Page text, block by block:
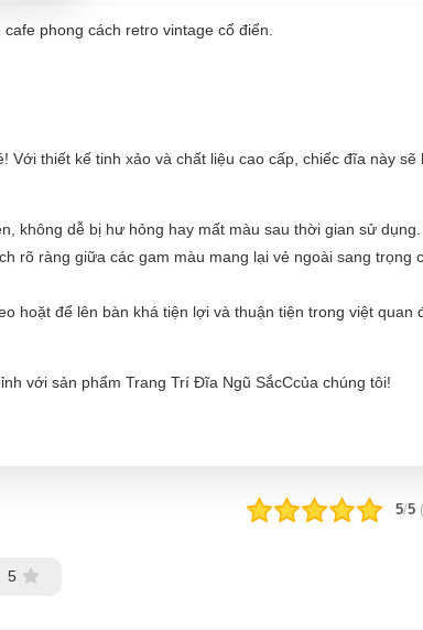
phong cách retro vintage cổ điển.
thiết kế tinh xảo và chất liệu cao cấp, chiếc đĩa này sẽ
không dễ bị hư hỏng hay mất màu sau thời gian sử dụng.
rõ ràng giữa các gam màu mang lại vẻ ngoài sang trọng
hoặt để lên bàn khá tiện lợi và thuận tiện trong việt quan
với sản phẩm Trang Trí Đĩa Ngũ SắcCcủa chúng tôi!
5/5 (
5